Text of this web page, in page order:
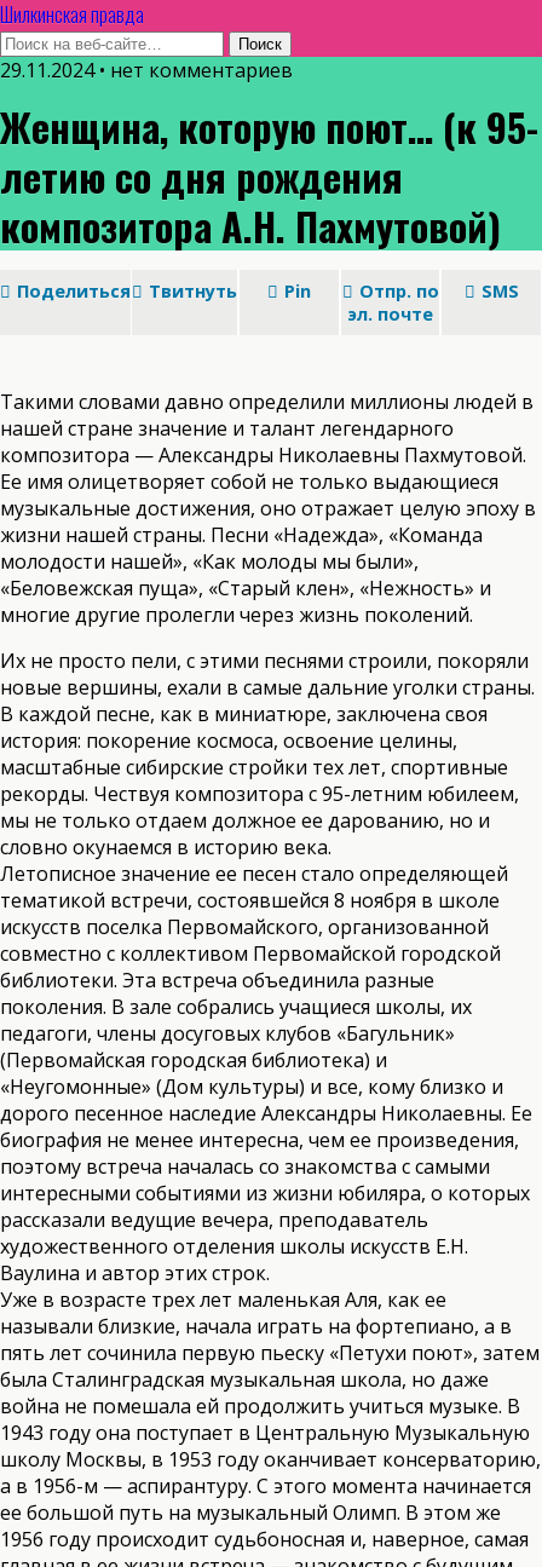
Шилкинская правда
29.11.2024 • нет комментариев
Женщина, которую поют… (к 95-
летию со дня рождения
композитора А.Н. Пахмутовой)
Поделиться Твитнуть Pin
Отпр. по
эл. почте
SMS
Такими словами давно определили миллионы людей в
нашей стране значение и талант легендарного
композитора — Александры Николаевны Пахмутовой.
Ее имя олицетворяет собой не только выдающиеся
музыкальные достижения, оно отражает целую эпоху в
жизни нашей страны. Песни «Надежда», «Команда
молодости нашей», «Как молоды мы были»,
«Беловежская пуща», «Старый клен», «Нежность» и
многие другие пролегли через жизнь поколений.
Их не просто пели, с этими песнями строили, покоряли
новые вершины, ехали в самые дальние уголки страны.
В каждой песне, как в миниатюре, заключена своя
история: покорение космоса, освоение целины,
масштабные сибирские стройки тех лет, спортивные
рекорды. Чествуя композитора с 95-летним юбилеем,
мы не только отдаем должное ее дарованию, но и
словно окунаемся в историю века.
Летописное значение ее песен стало определяющей
тематикой встречи, состоявшейся 8 ноября в школе
искусств поселка Первомайского, организованной
совместно с коллективом Первомайской городской
библиотеки. Эта встреча объединила разные
поколения. В зале собрались учащиеся школы, их
педагоги, члены досуговых клубов «Багульник»
(Первомайская городская библиотека) и
«Неугомонные» (Дом культуры) и все, кому близко и
дорого песенное наследие Александры Николаевны. Ее
биография не менее интересна, чем ее произведения,
поэтому встреча началась со знакомства с самыми
интересными событиями из жизни юбиляра, о которых
рассказали ведущие вечера, преподаватель
художественного отделения школы искусств Е.Н.
Ваулина и автор этих строк.
Уже в возрасте трех лет маленькая Аля, как ее
называли близкие, начала играть на фортепиано, а в
пять лет сочинила первую пьеску «Петухи поют», затем
была Сталинградская музыкальная школа, но даже
война не помешала ей продолжить учиться музыке. В
1943 году она поступает в Центральную Музыкальную
школу Москвы, в 1953 году оканчивает консерваторию,
а в 1956-м — аспирантуру. С этого момента начинается
ее большой путь на музыкальный Олимп. В этом же
1956 году происходит судьбоносная и, наверное, самая